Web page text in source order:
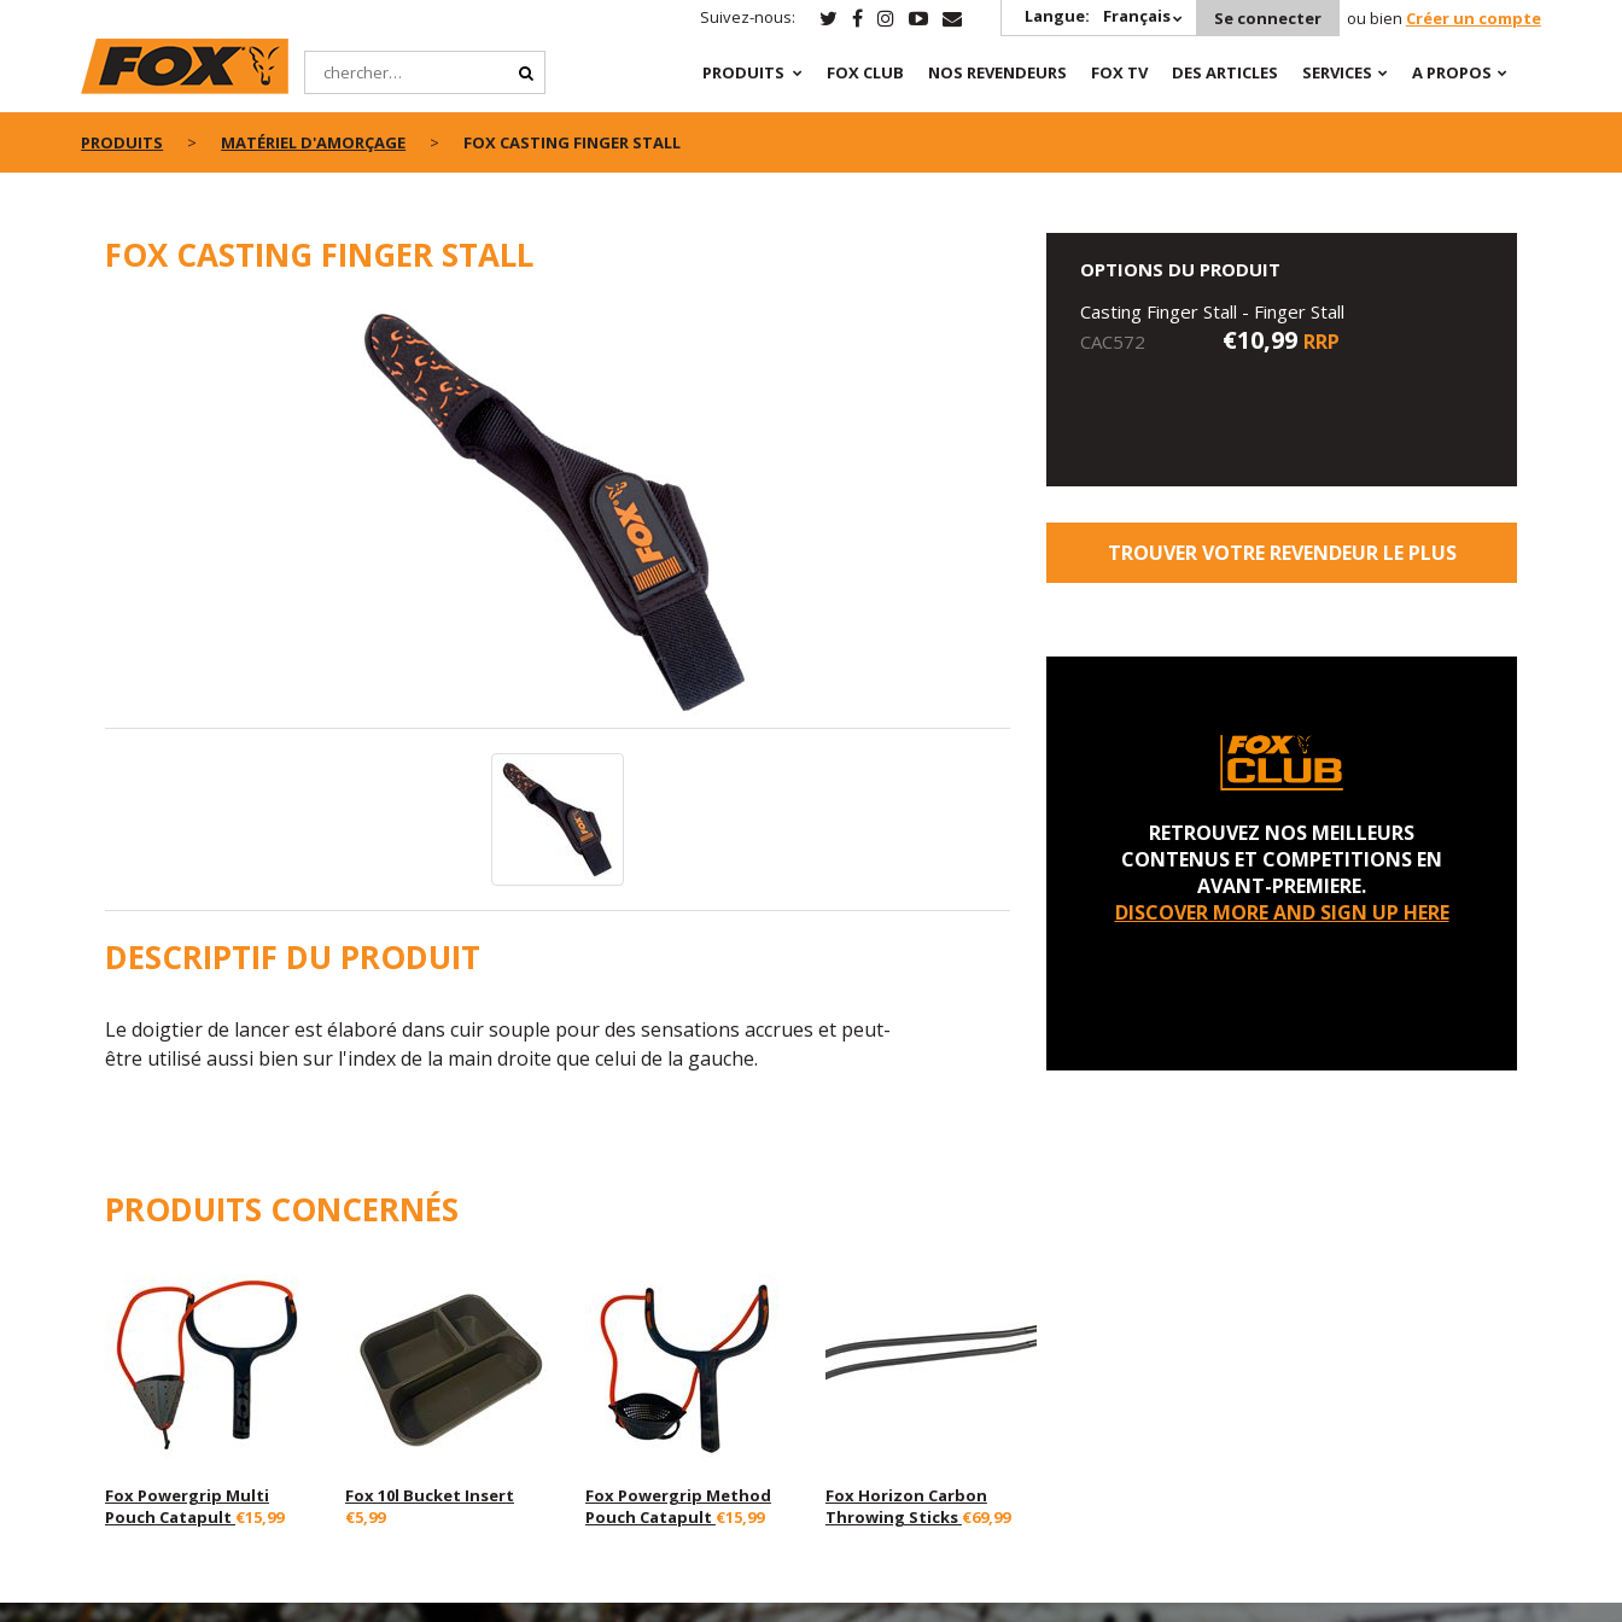
Suivez-nous: Langue: Français Se connecter ou bien Créer un compte
PRODUITS FOX CLUB NOS REVENDEURS FOX TV DES ARTICLES SERVICES A PROPOS
PRODUITS MATÉRIEL D'AMORÇAGE FOX CASTING FINGER STALL
FOX CASTING FINGER STALL
DESCRIPTIF DU PRODUIT
Le doigtier de lancer est élaboré dans cuir souple pour des sensations accrues et peut-
être utilisé aussi bien sur l'index de la main droite que celui de la gauche.
OPTIONS DU PRODUIT
Casting Finger Stall - Finger Stall
CAC572
€10,99 RRP
TROUVER VOTRE REVENDEUR LE PLUS
RETROUVEZ NOS MEILLEURS
CONTENUS ET COMPETITIONS EN
AVANT-PREMIERE.
DISCOVER MORE AND SIGN UP HERE
PRODUITS CONCERNÉS
Fox Powergrip Multi
Pouch Catapult €15,99
Fox 10l Bucket Insert
€5,99
Fox Powergrip Method
Pouch Catapult €15,99
Fox Horizon Carbon
Throwing Sticks €69,99